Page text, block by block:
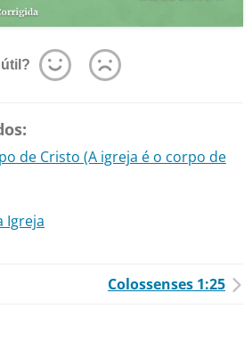
de Cristo (A igreja é o corpo de
Igreja
Colossenses 1:25